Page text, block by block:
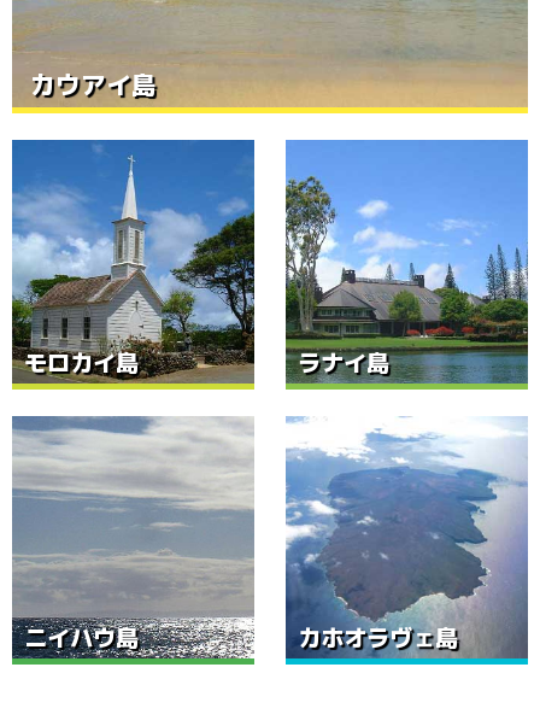
カウアイ島
モロカイ島 ラナイ島
ニイハウ島 カホオラヴェ島